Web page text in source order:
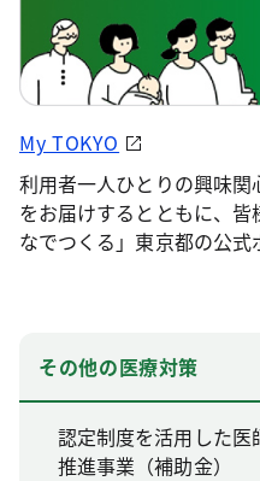
My TOKYO
利用者一人ひとりの興味
をお届けするとともに、
なでつくる」東京都の公式
その他の医療対策
認定制度を活用した
推進事業（補助金）